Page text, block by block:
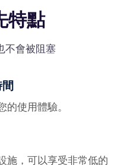
特點
不會被阻塞
的使用體驗。
施，可以享受非常低的